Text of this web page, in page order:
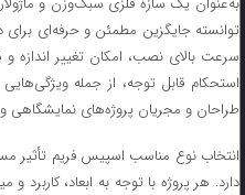
توانسته جایگزین مطمئن و حرفه‌ای
سرعت بالای نصب، امکان تغییر
استحکام قابل توجه، از جمله
طراحان و مجریان پروژه‌های نمایشگاهی و
انتخاب نوع مناسب اسپیس فریم تأثیر
دارد. هر پروژه با توجه به ابعاد، کاربرد